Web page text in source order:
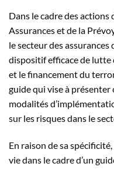
Dans le cadre des
Assurances et de la
le secteur des assurances
dispositif efficace de
et le financement du
guide qui vise à
modalités
sur les risques dans le
En raison de sa
vie dans le cadre d’un